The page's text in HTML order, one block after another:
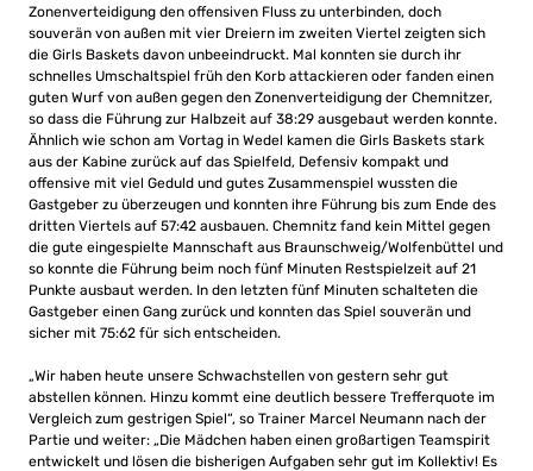
Zonenverteidigung den offensiven Fluss zu unterbinden, doch
souverän von außen mit vier Dreiern im zweiten Viertel zeigten sich
die Girls Baskets davon unbeeindruckt. Mal konnten sie durch ihr
schnelles Umschaltspiel früh den Korb attackieren oder fanden einen
guten Wurf von außen gegen den Zonenverteidigung der Chemnitzer,
so dass die Führung zur Halbzeit auf 38:29 ausgebaut werden konnte.
Ähnlich wie schon am Vortag in Wedel kamen die Girls Baskets stark
aus der Kabine zurück auf das Spielfeld, Defensiv kompakt und
offensive mit viel Geduld und gutes Zusammenspiel wussten die
Gastgeber zu überzeugen und konnten ihre Führung bis zum Ende des
dritten Viertels auf 57:42 ausbauen. Chemnitz fand kein Mittel gegen
die gute eingespielte Mannschaft aus Braunschweig/Wolfenbüttel und
so konnte die Führung beim noch fünf Minuten Restspielzeit auf 21
Punkte ausbaut werden. In den letzten fünf Minuten schalteten die
Gastgeber einen Gang zurück und konnten das Spiel souverän und
sicher mit 75:62 für sich entscheiden.
„Wir haben heute unsere Schwachstellen von gestern sehr gut
abstellen können. Hinzu kommt eine deutlich bessere Trefferquote im
Vergleich zum gestrigen Spiel“, so Trainer Marcel Neumann nach der
Partie und weiter: „Die Mädchen haben einen großartigen Teamspirit
entwickelt und lösen die bisherigen Aufgaben sehr gut im Kollektiv! Es